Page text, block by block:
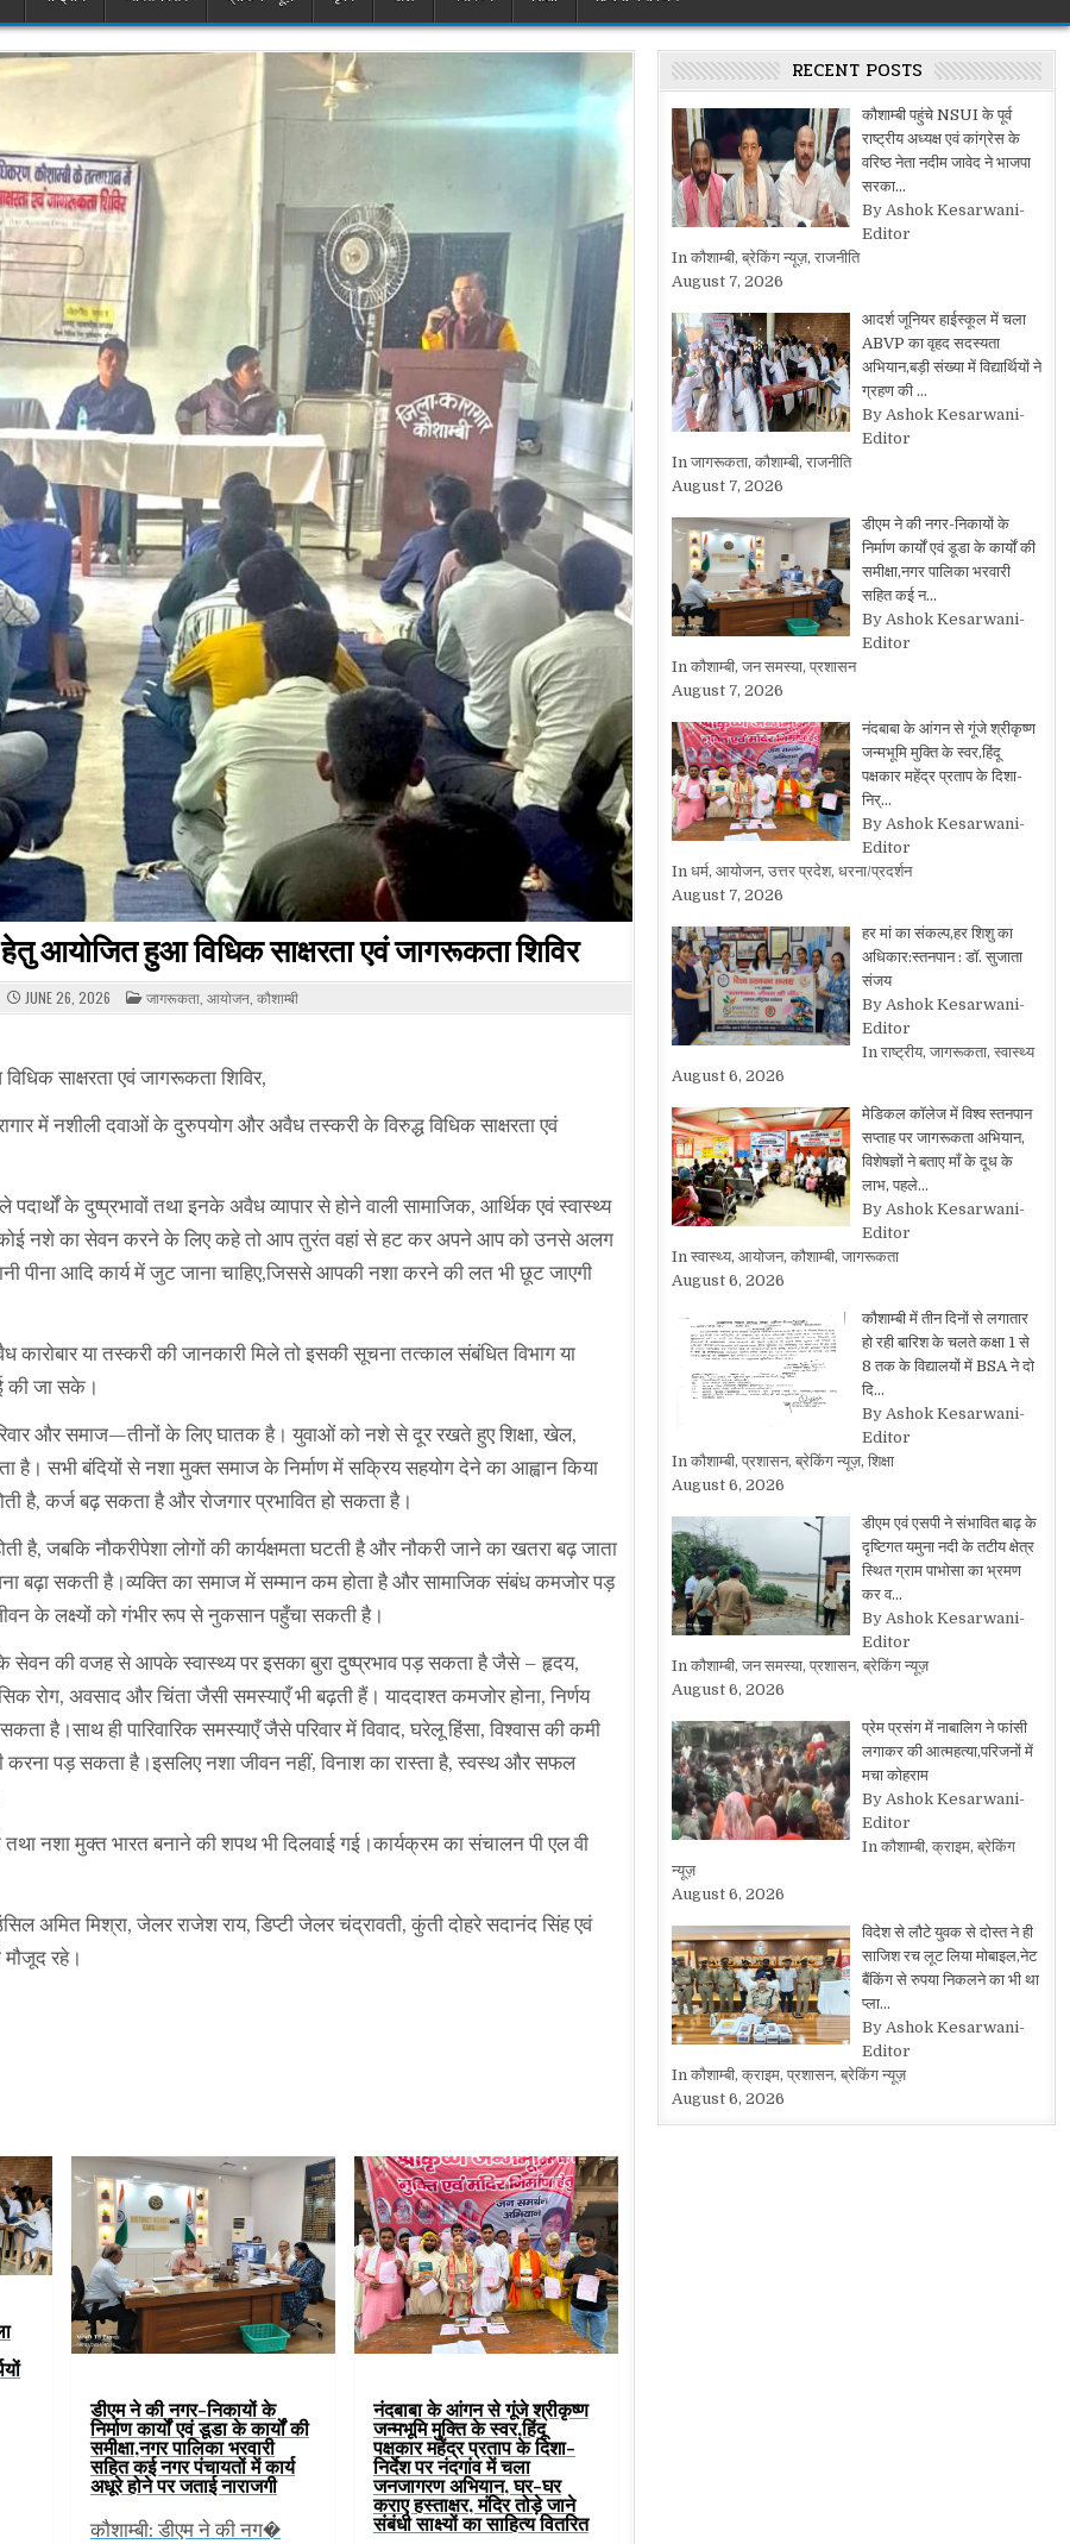
आयोजित हुआ विधिक साक्षरता एवं जागरूकता शिविर
JUNE 26, 2026 POSTED
IN
जागरूकता आयोजन कौशाम्बी
साक्षरता एवं जागरूकता शिविर,
में नशीली दवाओं के दुरुपयोग और अवैध तस्करी के विरुद्ध विधिक साक्षरता एवं
के दुष्प्रभावों तथा इनके अवैध व्यापार से होने वाली सामाजिक, आर्थिक एवं स्वास्थ्य
कोई नशे का सेवन करने के लिए कहे तो आप तुरंत वहां से हट कर अपने आप को उनसे अलग
पीना आदि कार्य में जुट जाना चाहिए,जिससे आपकी नशा करने की लत भी छूट जाएगी
या तस्करी की जानकारी मिले तो इसकी सूचना तत्काल संबंधित विभाग या
की जा सके।
और समाज—तीनों के लिए घातक है। युवाओं को नशे से दूर रखते हुए शिक्षा, खेल,
सभी बंदियों से नशा मुक्त समाज के निर्माण में सक्रिय सहयोग देने का आह्वान किया
है, कर्ज बढ़ सकता है और रोजगार प्रभावित हो सकता है।
है, जबकि नौकरीपेशा लोगों की कार्यक्षमता घटती है और नौकरी जाने का खतरा बढ़ जाता
बढ़ा सकती है।व्यक्ति का समाज में सम्मान कम होता है और सामाजिक संबंध कमजोर पड़
के लक्ष्यों को गंभीर रूप से नुकसान पहुँचा सकती है।
सेवन की वजह से आपके स्वास्थ्य पर इसका बुरा दुष्प्रभाव पड़ सकता है जैसे – हृदय,
अवसाद और चिंता जैसी समस्याएँ भी बढ़ती हैं। याददाश्त कमजोर होना, निर्णय
है।साथ ही पारिवारिक समस्याएँ जैसे परिवार में विवाद, घरेलू हिंसा, विश्वास की कमी
पड़ सकता है।इसलिए नशा जीवन नहीं, विनाश का रास्ता है, स्वस्थ और सफल
नशा मुक्त भारत बनाने की शपथ भी दिलवाई गई।कार्यक्रम का संचालन पी एल वी
मिश्रा, जेलर राजेश राय, डिप्टी जेलर चंद्रावती, कुंती दोहरे सदानंद सिंह एवं
मौजूद रहे।
डीएम ने की नगर-निकायों के
निर्माण कार्यों एवं डूडा के कार्यों की
समीक्षा,नगर पालिका भरवारी
सहित कई नगर पंचायतों में कार्य
अधूरे होने पर जताई नाराजगी
कौशाम्बी: डीएम ने की नग�
नंदबाबा के आंगन से गूंजे श्रीकृष्ण
जन्मभूमि मुक्ति के स्वर,हिंदू
पक्षकार महेंद्र प्रताप के दिशा-
निर्देश पर नंदगांव में चला
जनजागरण अभियान, घर-घर
कराए हस्ताक्षर, मंदिर तोड़े जाने
संबंधी साक्ष्यों का साहित्य वितरित
RECENT POSTS
कौशाम्बी पहुंचे NSUI के पूर्व
राष्ट्रीय अध्यक्ष एवं कांग्रेस के
वरिष्ठ नेता नदीम जावेद ने भाजपा
सरका…
By Ashok Kesarwani-
Editor
In कौशाम्बी, ब्रेकिंग न्यूज़, राजनीति
August 7, 2026
आदर्श जूनियर हाईस्कूल में चला
ABVP का वृहद सदस्यता
अभियान,बड़ी संख्या में विद्यार्थियों ने
ग्रहण की …
By Ashok Kesarwani-
Editor
In जागरूकता, कौशाम्बी, राजनीति
August 7, 2026
डीएम ने की नगर-निकायों के
निर्माण कार्यों एवं डूडा के कार्यों की
समीक्षा,नगर पालिका भरवारी
सहित कई न…
By Ashok Kesarwani-
Editor
In कौशाम्बी, जन समस्या, प्रशासन
August 7, 2026
नंदबाबा के आंगन से गूंजे श्रीकृष्ण
जन्मभूमि मुक्ति के स्वर,हिंदू
पक्षकार महेंद्र प्रताप के दिशा-
निर्…
By Ashok Kesarwani-
Editor
In धर्म, आयोजन, उत्तर प्रदेश, धरना/प्रदर्शन
August 7, 2026
हर मां का संकल्प,हर शिशु का
अधिकार:स्तनपान : डॉ. सुजाता
संजय
By Ashok Kesarwani-
Editor
In राष्ट्रीय, जागरूकता, स्वास्थ्य
August 6, 2026
मेडिकल कॉलेज में विश्व स्तनपान
सप्ताह पर जागरूकता अभियान,
विशेषज्ञों ने बताए माँ के दूध के
लाभ, पहले…
By Ashok Kesarwani-
Editor
In स्वास्थ्य, आयोजन, कौशाम्बी, जागरूकता
August 6, 2026
कौशाम्बी में तीन दिनों से लगातार
हो रही बारिश के चलते कक्षा 1 से
8 तक के विद्यालयों में BSA ने दो
दि…
By Ashok Kesarwani-
Editor
In कौशाम्बी, प्रशासन, ब्रेकिंग न्यूज़, शिक्षा
August 6, 2026
डीएम एवं एसपी ने संभावित बाढ़ के
दृष्टिगत यमुना नदी के तटीय क्षेत्र
स्थित ग्राम पाभोसा का भ्रमण
कर व…
By Ashok Kesarwani-
Editor
In कौशाम्बी, जन समस्या, प्रशासन, ब्रेकिंग न्यूज़
August 6, 2026
प्रेम प्रसंग में नाबालिग ने फांसी
लगाकर की आत्महत्या,परिजनों में
मचा कोहराम
By Ashok Kesarwani-
Editor
In कौशाम्बी, क्राइम, ब्रेकिंग
न्यूज़
August 6, 2026
विदेश से लौटे युवक से दोस्त ने ही
साजिश रच लूट लिया मोबाइल,नेट
बैंकिंग से रुपया निकलने का भी था
प्ला…
By Ashok Kesarwani-
Editor
In कौशाम्बी, क्राइम, प्रशासन, ब्रेकिंग न्यूज़
August 6, 2026